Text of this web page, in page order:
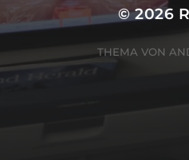
© 2026
THEMA VON